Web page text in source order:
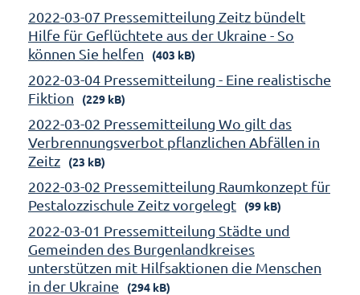
2022-03-07 Pressemitteilung Zeitz bündelt
Hilfe für Geflüchtete aus der Ukraine - So
können Sie helfen
(403 kB)
2022-03-04 Pressemitteilung - Eine realistische
Fiktion
(229 kB)
2022-03-02 Pressemitteilung Wo gilt das
Verbrennungsverbot pflanzlichen Abfällen in
Zeitz
(23 kB)
2022-03-02 Pressemitteilung Raumkonzept für
Pestalozzischule Zeitz vorgelegt
(99 kB)
2022-03-01 Pressemitteilung Städte und
Gemeinden des Burgenlandkreises
unterstützen mit Hilfsaktionen die Menschen
in der Ukraine
(294 kB)